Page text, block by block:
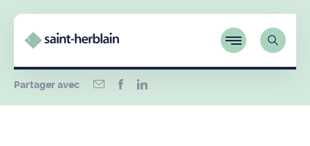
Partager avec